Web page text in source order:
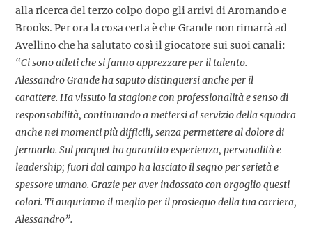
alla ricerca del terzo colpo dopo gli arrivi di Aromando e
Brooks. Per ora la cosa certa è che Grande non rimarrà ad
Avellino che ha salutato così il giocatore sui suoi canali:
“Ci sono atleti che si fanno apprezzare per il talento.
Alessandro Grande ha saputo distinguersi anche per il
carattere. Ha vissuto la stagione con professionalità e senso di
responsabilità, continuando a mettersi al servizio della squadra
anche nei momenti più difficili, senza permettere al dolore di
fermarlo. Sul parquet ha garantito esperienza, personalità e
leadership; fuori dal campo ha lasciato il segno per serietà e
spessore umano. Grazie per aver indossato con orgoglio questi
colori. Ti auguriamo il meglio per il prosieguo della tua carriera,
Alessandro”.